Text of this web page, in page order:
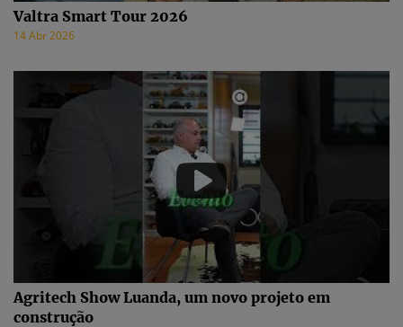
Valtra Smart Tour 2026
14 Abr 2026
Agritech Show Luanda, um novo projeto em
construção